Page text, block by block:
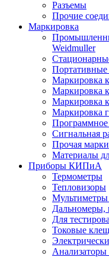
Разъемы
Прочие
Маркировка
Weidmuller
Маркировка
Маркировка
Маркировка
Маркировка
Программное
Сигнальная
Прочая
Материалы
Приборы КИПиА
Термометры
Тепловизоры
Дальномеры,
Для
Токовые
Анализаторы